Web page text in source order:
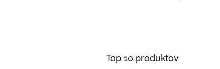
Top 10 produktov